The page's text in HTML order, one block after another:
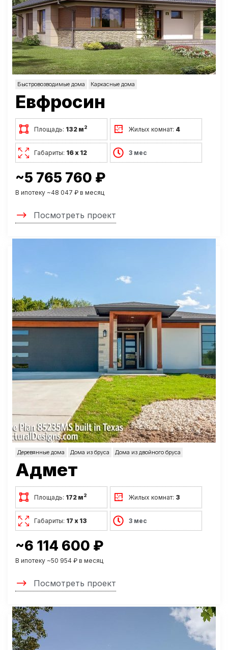
Быстровозводимые дома Каркасные дома
Евфросин
Площадь: 132 м2 Жилых комнат: 4
Габариты: 16 х 12 3 мес
~5 765 760 ₽
В ипотеку ~48 047 ₽ в месяц
Посмотреть проект
Деревянные дома Дома из бруса Дома из двойного бруса
Адмет
Площадь: 172 м2 Жилых комнат: 3
Габариты: 17 х 13 3 мес
~6 114 600 ₽
В ипотеку ~50 954 ₽ в месяц
Посмотреть проект